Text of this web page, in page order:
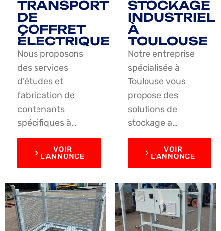
TRANSPORT
DE
COFFRET
ÉLECTRIQUE
Nous proposons
des services
d’études et
fabrication de
contenants
spécifiques à…
VOIR
L'ANNONCE
STOCKAGE
INDUSTRIEL
À
TOULOUSE
Notre entreprise
spécialisée à
Toulouse vous
propose des
solutions de
stockage a…
VOIR
L'ANNONCE